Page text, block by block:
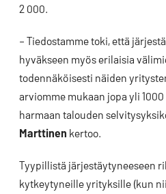
2 000.
– Tiedostamme toki, että
hyväkseen myös erilaisia
todennäköisesti näiden
arviomme mukaan jopa yli
harmaan talouden
Marttinen kertoo.
Tyypillistä järjestäytyneeseen
kytkeytyneille yrityksille (kun